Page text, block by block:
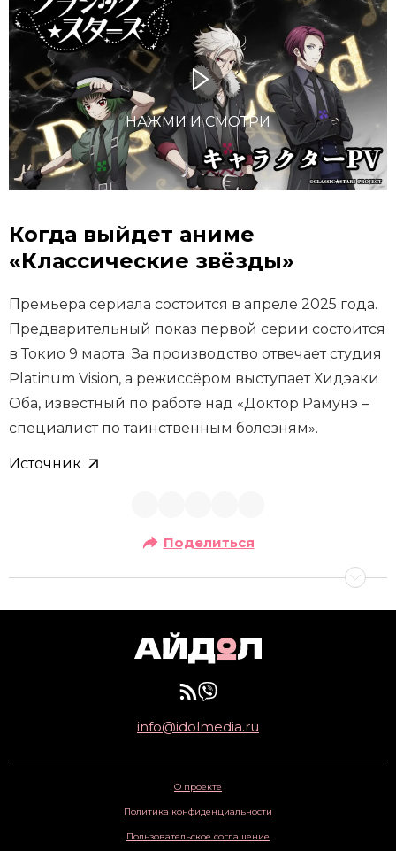
НАЖМИ И СМОТРИ
Когда выйдет аниме
«Классические звёзды»
Премьера сериала состоится в апреле 2025 года.
Предварительный показ первой серии состоится
в Токио 9 марта. За производство отвечает студия
Platinum Vision, а режиссёром выступает Хидэаки
Оба, известный по работе над «Доктор Рамунэ –
специалист по таинственным болезням».
Источник
Поделиться
info@idolmedia.ru
О проекте
Политика конфиденциальности
Пользовательское соглашение